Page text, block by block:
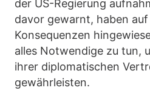
der US-Regierung
davor gewarnt, haben
Konsequenzen
alles Notwendige zu tun,
ihrer diplomatischen
gewährleisten.